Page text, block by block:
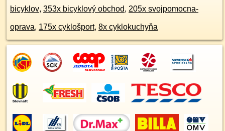
bicyklov, 353x bicyklový obchod, 205x svojpomocna-
oprava, 175x cyklošport, 8x cyklokuchyňa